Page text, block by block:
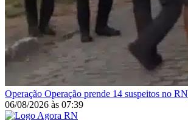
Operação Operação prende 14 suspeitos no RN
06/08/2026 às 07:39